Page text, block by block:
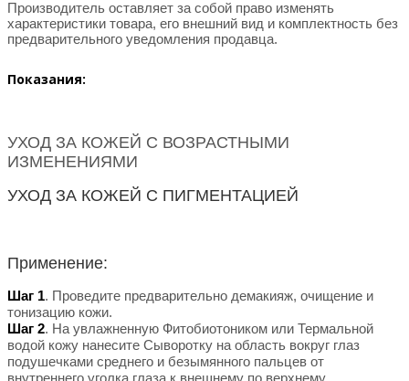
Производитель оставляет за собой право изменять
характеристики товара, его внешний вид и комплектность без
предварительного уведомления продавца.
Показания:
УХОД ЗА КОЖЕЙ С ВОЗРАСТНЫМИ
ИЗМЕНЕНИЯМИ
УХОД ЗА КОЖЕЙ С ПИГМЕНТАЦИЕЙ
Применение:
Шаг 1. Проведите предварительно демакияж, очищение и
тонизацию кожи.
Шаг 2. На увлажненную Фитобиотоником или Термальной
водой кожу нанесите Сыворотку на область вокруг глаз
подушечками среднего и безымянного пальцев от